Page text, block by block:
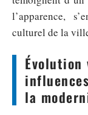
l’apparence,
culturel de la
la